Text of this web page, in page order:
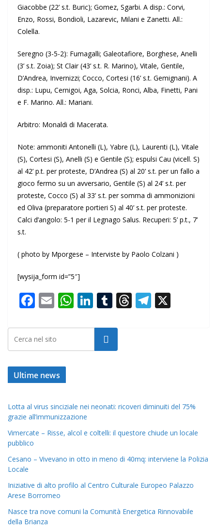
Giacobbe (22’ s.t. Buric); Gomez, Sgarbi. A disp.: Corvi,
Enzo, Rossi, Bondioli, Lazarevic, Milani e Zanetti. All.:
Colella.
Seregno (3-5-2): Fumagalli; Galeotafiore, Borghese, Anelli
(3’ s.t. Zoia); St Clair (43’ s.t. R. Marino), Vitale, Gentile,
D’Andrea, Invernizzi; Cocco, Cortesi (16’ s.t. Gemignani). A
disp.: Lupu, Cernigoi, Aga, Solcia, Ronci, Alba, Finetti, Pani
e F. Marino. All.: Mariani.
Arbitro: Monaldi di Macerata.
Note: ammoniti Antonelli (L), Yabre (L), Laurenti (L), Vitale
(S), Cortesi (S), Anelli (S) e Gentile (S); espulsi Cau (vicell. S)
al 42’ p.t. per proteste, D’Andrea (S) al 20’ s.t. per un fallo a
gioco fermo su un avversario, Gentile (S) al 24’ s.t. per
proteste, Cocco (S) al 33’ s.t. per somma di ammonizioni
ed Oliva (preparatore portieri S) al 40’ s.t. per proteste.
Calci d’angolo: 5-1 per il Legnago Salus. Recuperi: 5’ p.t., 7’
s.t.
( photo by Mporgese – Interviste by Paolo Colzani )
[wysija_form id=”5″]
F
e
b
o
o
E
ai
l
W
at
s
Li
k
e
T
m
bl
T T
Cerca
Ultime news
Lotta al virus sinciziale nei neonati: ricoveri diminuiti del 75%
grazie all’immunizzazione
Vimercate – Risse, alcol e coltelli: il questore chiude un locale
pubblico
Cesano – Vivevano in otto in meno di 40mq: interviene la Polizia
Locale
Iniziative di alto profilo al Centro Culturale Europeo Palazzo
Arese Borromeo
Nasce tra nove comuni la Comunità Energetica Rinnovabile
della Brianza